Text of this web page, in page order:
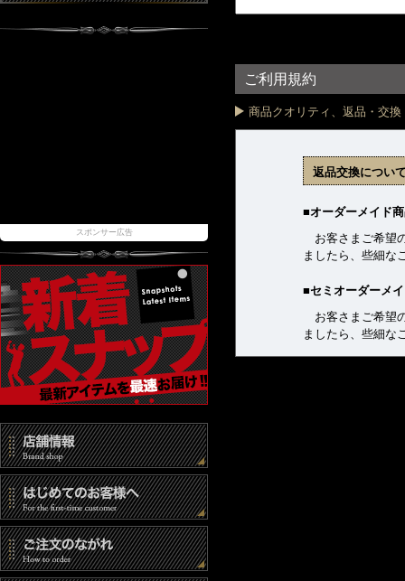
スポンサー広告
ご利用規約
商品クオリティ、返品・交
返品交換につい
■オーダーメイド
お客さまご希望
ましたら、些細な
■セミオーダーメ
お客さまご希望
ましたら、些細な